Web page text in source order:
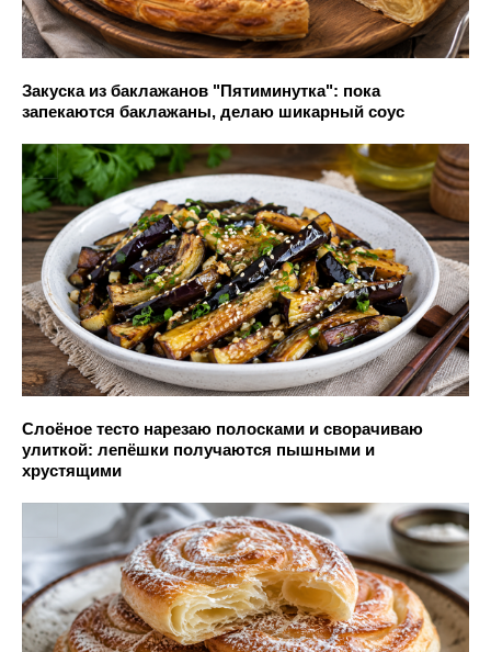
Закуска из баклажанов "Пятиминутка": пока
запекаются баклажаны, делаю шикарный соус
Слоёное тесто нарезаю полосками и сворачиваю
улиткой: лепёшки получаются пышными и
хрустящими